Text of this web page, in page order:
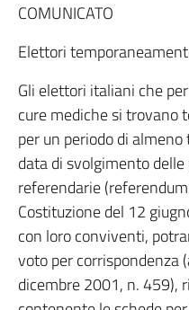
COMUNICATO
Elettori
Gli elettori italiani che
cure mediche si trovano
per un periodo di
data di svolgimento
referendarie
Costituzione del 12
con loro conviventi,
voto per corrispondenza
dicembre 2001, n. 459),